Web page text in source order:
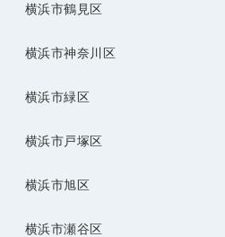
横浜市鶴見区
横浜市神奈川区
横浜市緑区
横浜市戸塚区
横浜市旭区
横浜市瀬谷区